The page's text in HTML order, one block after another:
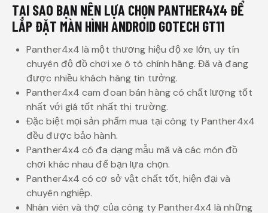
TẠI SAO BẠN NÊN LỰA CHỌN PANTHER4X4 ĐỂ
LẮP ĐẶT MÀN HÌNH ANDROID GOTECH GT11
Panther4x4 là một thương hiệu độ xe lớn, uy tín
chuyên độ đồ chơi xe ô tô chính hãng. Đã và đang
được nhiều khách hàng tin tưởng.
Panther4x4 cam đoan bán hàng có chất lượng tốt
nhất với giá tốt nhất thị trường.
Đặc biệt mọi sản phẩm mua tại công ty Panther4x4
đều được bảo hành.
Panther4x4 có đa dạng mẫu mã và các món đồ
chơi khác nhau để bạn lựa chọn.
Panther4x4 có cơ sở vật chất tốt, hiện đại và
chuyên nghiệp.
Nhân viên và thợ của công ty Panther4x4 là những